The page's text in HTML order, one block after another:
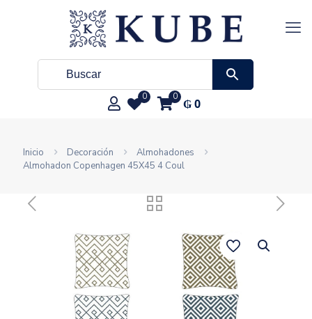
0 0 ₲0
Inicio Decoración
Almohadones
Almohadon Copenhagen 45X45 4 Coul